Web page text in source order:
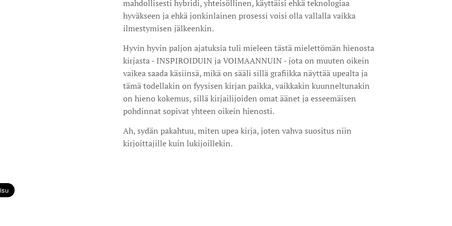
mahdollisesti hybridi, yhteisöllinen, käyttäisi ehkä teknologiaa
hyväkseen ja ehkä jonkinlainen prosessi voisi olla vallalla vaikka
ilmestymisen jälkeenkin.
Hyvin hyvin paljon ajatuksia tuli mieleen tästä mielettömän hienosta
kirjasta - INSPIROIDUIN ja VOIMAANNUIN - jota on muuten oikein
vaikea saada käsiinsä, mikä on sääli sillä grafiikka näyttää upealta ja
tämä todellakin on fyysisen kirjan paikka, vaikkakin kuunneltunakin
on hieno kokemus, sillä kirjailijoiden omat äänet ja esseemäisen
pohdinnat sopivat yhteen oikein hienosti.
Ah, sydän pakahtuu, miten upea kirja, joten vahva suositus niin
kirjoittajille kuin lukijoillekin.